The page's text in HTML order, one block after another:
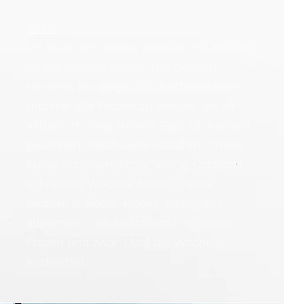
Kurse erstellen, Story Telling, Captions